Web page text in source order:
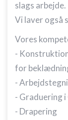
slags arbejde.
Vi laver også
Vores
-
for
-
- Graduering
- Drapering